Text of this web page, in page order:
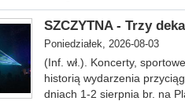
SZCZYTNA - Trzy
Poniedziałek, 2026-08-03
(Inf. wł.). Koncerty,
historią wydarzenia
dniach 1-2 sierpnia br. na